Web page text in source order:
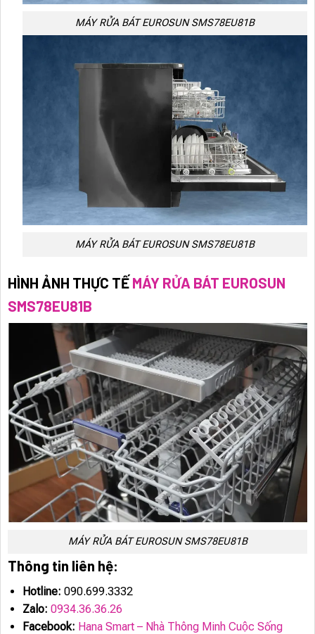
MÁY RỬA BÁT EUROSUN SMS78EU81B
MÁY RỬA BÁT EUROSUN SMS78EU81B
HÌNH ẢNH THỰC TẾ MÁY RỬA BÁT EUROSUN
SMS78EU81B
MÁY RỬA BÁT EUROSUN SMS78EU81B
Thông tin liên hệ:
Hotline: 090.699.3332
Zalo: 0934.36.36.26
Facebook: Hana Smart – Nhà Thông Minh Cuộc Sống